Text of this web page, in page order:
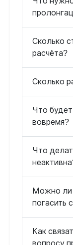
Сколько
расчёта?
Сколько
Что
вовремя?
Что
Можно ли
погасить
Как